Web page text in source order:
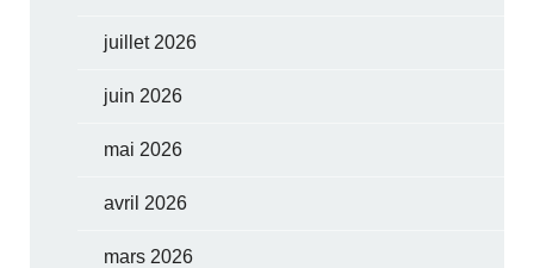
juillet 2026
juin 2026
mai 2026
avril 2026
mars 2026